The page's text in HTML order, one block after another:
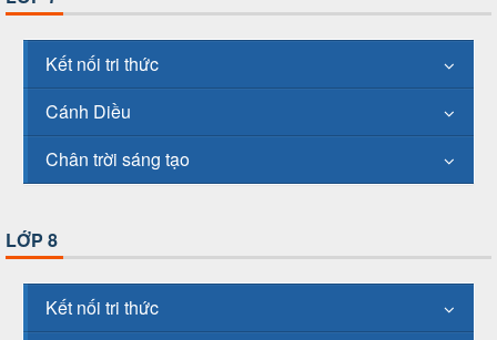
Kết nối tri thức
Cánh Diều
Chân trời sáng tạo
LỚP 8
Kết nối tri thức